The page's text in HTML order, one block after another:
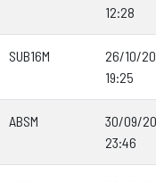
12:28
SUB16M
26/10/
19:25
ABSM
30/09/
23:46